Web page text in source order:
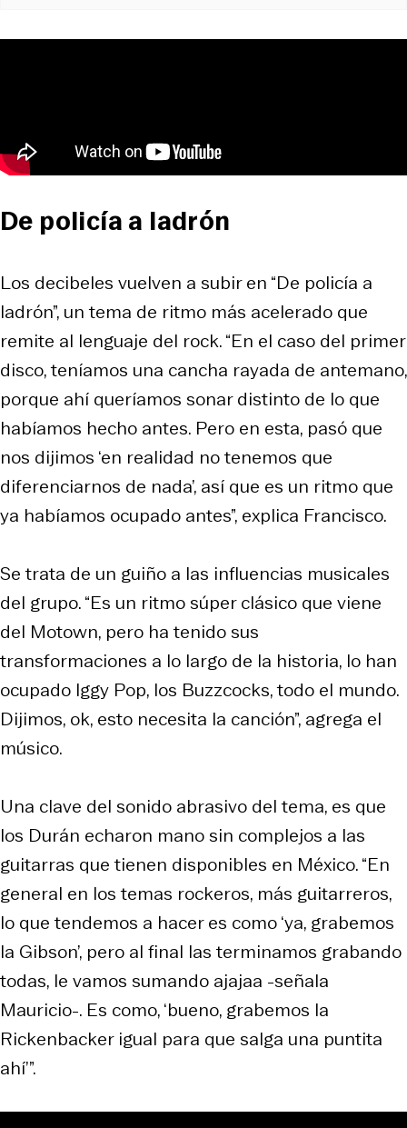
De policía a ladrón
Los decibeles vuelven a subir en “De policía a
ladrón”, un tema de ritmo más acelerado que
remite al lenguaje del rock. “En el caso del primer
disco, teníamos una cancha rayada de antemano,
porque ahí queríamos sonar distinto de lo que
habíamos hecho antes. Pero en esta, pasó que
nos dijimos ‘en realidad no tenemos que
diferenciarnos de nada’, así que es un ritmo que
ya habíamos ocupado antes”, explica Francisco.
Se trata de un guiño a las influencias musicales
del grupo. “Es un ritmo súper clásico que viene
del Motown, pero ha tenido sus
transformaciones a lo largo de la historia, lo han
ocupado Iggy Pop, los Buzzcocks, todo el mundo.
Dijimos, ok, esto necesita la canción”, agrega el
músico.
Una clave del sonido abrasivo del tema, es que
los Durán echaron mano sin complejos a las
guitarras que tienen disponibles en México. “En
general en los temas rockeros, más guitarreros,
lo que tendemos a hacer es como ‘ya, grabemos
la Gibson’, pero al final las terminamos grabando
todas, le vamos sumando ajajaa -señala
Mauricio-. Es como, ‘bueno, grabemos la
Rickenbacker igual para que salga una puntita
ahí’”.